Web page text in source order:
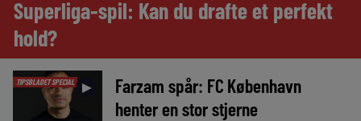
Superliga-spil: Kan du drafte et perfekt
hold?
TIPSBLADET SPECIAL ►
Farzam spår: FC København
henter en stor stjerne